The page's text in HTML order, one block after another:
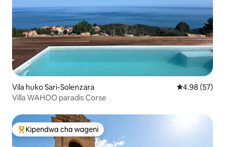
Vila huko Sari-Solenzara Ukadiriaji wa
4.98 (57)
Villa WAHOO paradis Corse
Kipendwa maarufu cha wageni
Kipendwa cha wageni